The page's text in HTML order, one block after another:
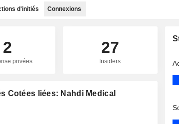
d'initiés Connexions
2
privées
27
Insiders
Cotées liées: Nahdi Medical